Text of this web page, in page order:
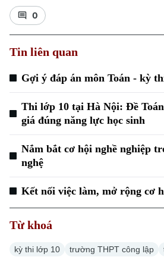
0
Tin liên quan
Gợi ý đáp án môn Toán - kỳ
Thi lớp 10 tại Hà Nội: Đề
giá đúng năng lực học sinh
Nắm bắt cơ hội nghề nghiệp
nghệ
Kết nối việc làm, mở rộng cơ
Từ khoá
kỳ thi lớp 10 trường THPT công lập